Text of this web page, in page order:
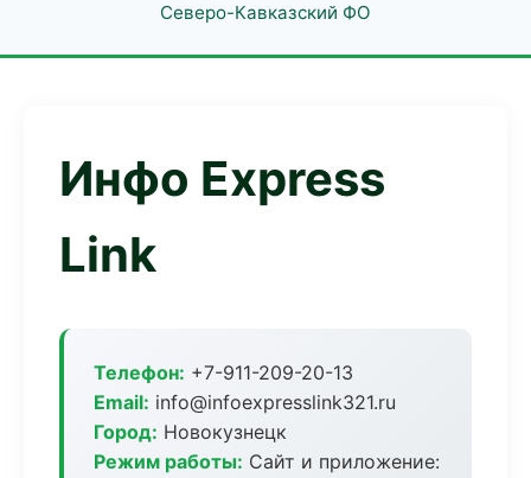
Северо-Кавказский ФО
Инфо Express
Link
Телефон: +7-911-209-20-13
Email: info@infoexpresslink321.ru
Город: Новокузнецк
Режим работы: Сайт и приложение: